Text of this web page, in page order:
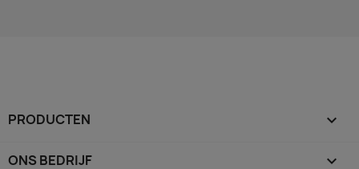
PRODUCTEN 
ONS BEDRIJF 